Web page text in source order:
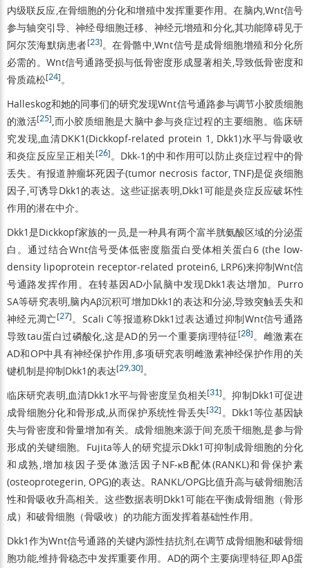
内级联反应,在骨细胞的分化和增殖中发挥重要作用。在脑内,Wnt信号
参与轴突引导、神经母细胞迁移、神经元增殖和分化,其功能障碍见于
阿尔茨海默病患者[23]。在骨骼中,Wnt信号是成骨细胞增殖和分化所
必需的。Wnt信号通路受损与低骨密度形成显著相关,导致低骨密度和
骨质疏松[24]。
Halleskog和她的同事们的研究发现Wnt信号通路参与调节小胶质细胞
的激活[25],而小胶质细胞是大脑中参与炎症过程的主要细胞。临床研
究发现,血清DKK1(Dickkopf-related protein 1, Dkk1)水平与骨吸收
和炎症反应呈正相关[26]。Dkk-1的中和作用可以防止炎症过程中的骨
丢失。有报道肿瘤坏死因子(tumor necrosis factor, TNF)是促炎细胞
因子,可诱导Dkk1的表达。这些证据表明,Dkk1可能是炎症反应破坏性
作用的潜在中介。
Dkk1是Dickkopf家族的一员,是一种具有两个富半胱氨酸区域的分泌蛋
白。通过结合Wnt信号受体低密度脂蛋白受体相关蛋白6 (the low-
density lipoprotein receptor-related protein6, LRP6)来抑制Wnt信
号通路发挥作用。在转基因AD小鼠脑中发现Dkk1表达增加。Purro
SA等研究表明,脑内Aβ沉积可增加Dkk1的表达和分泌,导致突触丢失和
神经元凋亡[27]。Scali C等报道称Dkk1过表达通过抑制Wnt信号通路
导致tau蛋白过磷酸化,这是AD的另一个重要病理特征 [28]。雌激素在
AD和OP中具有神经保护作用,多项研究表明雌激素神经保护作用的关
键机制是抑制Dkk1的表达[29,30]。
临床研究表明,血清Dkk1水平与骨密度呈负相关[31]。抑制Dkk1可促进
成骨细胞分化和骨形成,从而保护系统性骨丢失[32] 。Dkk1等位基因缺
失与骨密度和骨量增加有关。成骨细胞来源于间充质干细胞,是参与骨
形成的关键细胞。Fujita等人的研究提示Dkk1可抑制成骨细胞的分化
和成熟,增加核因子受体激活因子NF-κB配体(RANKL)和骨保护素
(osteoprotegerin, OPG)的表达。RANKL/OPG比值升高与破骨细胞活
性和骨吸收升高相关。这些数据表明Dkk1可能在平衡成骨细胞（骨形
成）和破骨细胞（骨吸收）的功能方面发挥着基础性作用。
Dkk1作为Wnt信号通路的关键内源性拮抗剂,在调节成骨细胞和破骨细
胞功能,维持骨稳态中发挥重要作用。AD的两个主要病理特征,即Aβ蛋